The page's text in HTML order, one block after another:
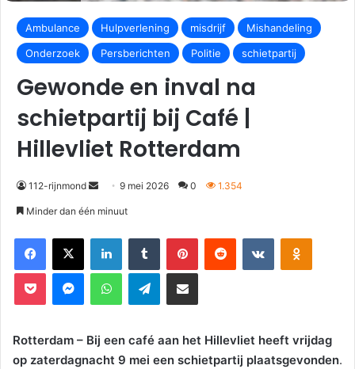
Ambulance Hulpverlening misdrijf
Mishandeling
Onderzoek
Persberichten Politie schietpartij
Gewonde en inval na
schietpartij bij Café |
Hillevliet Rotterdam
112-rijnmond 9 mei 2026 0 1.354
Minder dan één minuut
Facebook
X LinkedInTumblr PinterestReddit VKontakteOdnoklassniki
Pocket MessengerWhatsAppTelegramDeel via E-mail
Rotterdam – Bij een café aan het Hillevliet heeft vrijdag
op zaterdagnacht 9 mei een schietpartij plaatsgevonden.